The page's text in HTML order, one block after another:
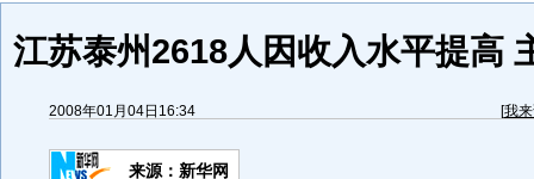
江苏泰州2618人因收入水平提高
2008年01月04日16:34 [我
来源：新华网